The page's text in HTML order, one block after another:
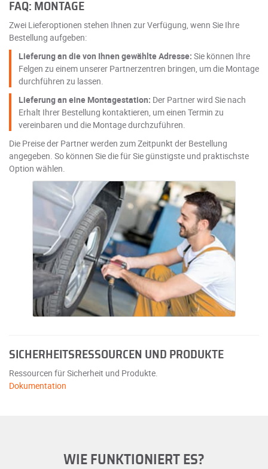
FAQ: MONTAGE
Zwei Lieferoptionen stehen Ihnen zur Verfügung, wenn Sie Ihre
Bestellung aufgeben:
Lieferung an die von Ihnen gewählte Adresse: Sie können Ihre
Felgen zu einem unserer Partnerzentren bringen, um die Montage
durchführen zu lassen.
Lieferung an eine Montagestation: Der Partner wird Sie nach
Erhalt Ihrer Bestellung kontaktieren, um einen Termin zu
vereinbaren und die Montage durchzuführen.
Die Preise der Partner werden zum Zeitpunkt der Bestellung
angegeben. So können Sie die für Sie günstigste und praktischste
Option wählen.
SICHERHEITSRESSOURCEN UND PRODUKTE
Ressourcen für Sicherheit und Produkte.
Dokumentation
WIE FUNKTIONIERT ES?